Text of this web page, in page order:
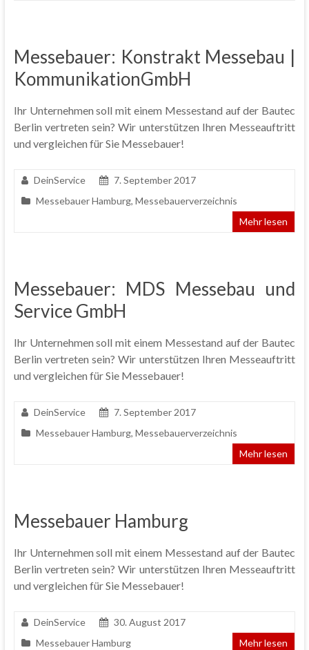
Messebauer: Konstrakt Messebau |
KommunikationGmbH
Ihr Unternehmen soll mit einem Messestand auf der Bautec
Berlin vertreten sein? Wir unterstützen Ihren Messeauftritt
und vergleichen für Sie Messebauer!
DeinService
7. September 2017
Messebauer Hamburg, Messebauerverzeichnis
Mehr lesen
Messebauer: MDS Messebau und
Service GmbH
Ihr Unternehmen soll mit einem Messestand auf der Bautec
Berlin vertreten sein? Wir unterstützen Ihren Messeauftritt
und vergleichen für Sie Messebauer!
DeinService
7. September 2017
Messebauer Hamburg, Messebauerverzeichnis
Mehr lesen
Messebauer Hamburg
Ihr Unternehmen soll mit einem Messestand auf der Bautec
Berlin vertreten sein? Wir unterstützen Ihren Messeauftritt
und vergleichen für Sie Messebauer!
DeinService
30. August 2017
Messebauer Hamburg
Mehr lesen